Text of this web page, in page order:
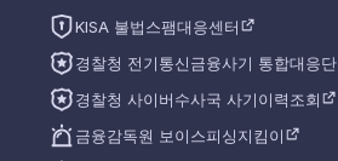
KISA 불법스팸대응센터
경찰청 전기통신금융사기 통합대응단
경찰청 사이버수사국 사기이력조회
금융감독원 보이스피싱지킴이